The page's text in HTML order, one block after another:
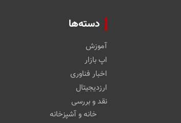
دسته‌ها
آموزش
اپ بازار
اخبار فناوری
ارزدیجیتال
نقد و بررسی
خانه و آشپزخانه